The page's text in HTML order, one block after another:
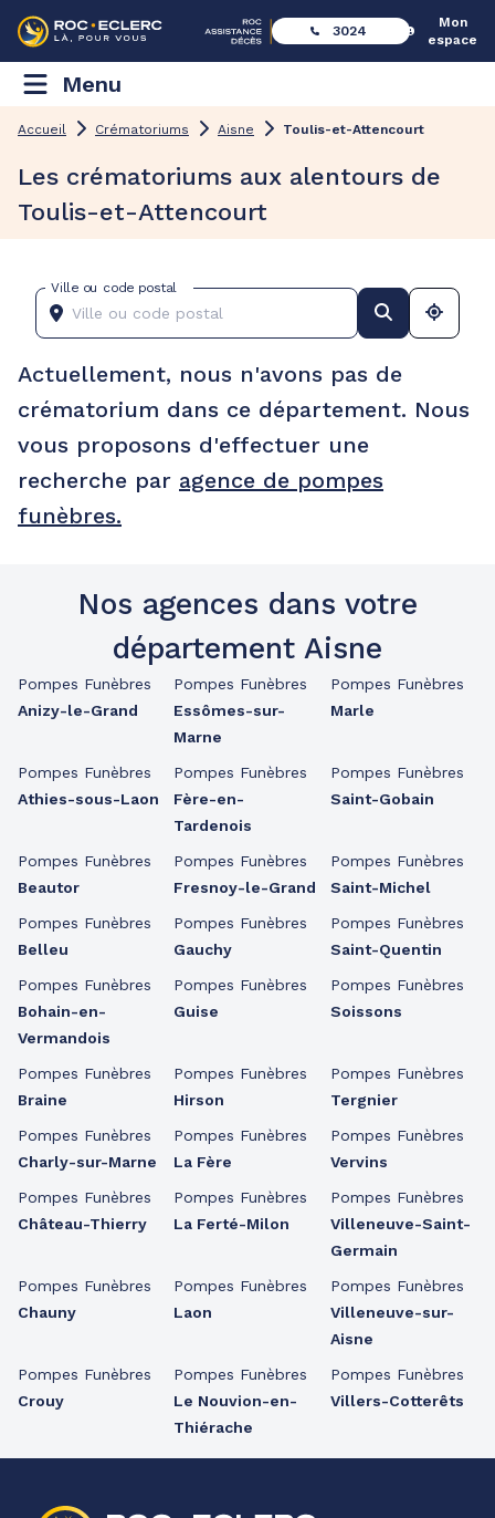
3024
Mon
espace
Menu
Accueil Crématoriums Aisne Toulis-et-Attencourt
Les crématoriums aux alentours de
Toulis-et-Attencourt
Ville ou code postal
Actuellement, nous n'avons pas de
crématorium dans ce département. Nous
vous proposons d'effectuer une
recherche par agence de pompes
funèbres.
Nos agences dans votre
département Aisne
Pompes Funèbres
Anizy-le-Grand
Pompes Funèbres
Athies-sous-Laon
Pompes Funèbres
Beautor
Pompes Funèbres
Belleu
Pompes Funèbres
Bohain-en-
Vermandois
Pompes Funèbres
Braine
Pompes Funèbres
Charly-sur-Marne
Pompes Funèbres
Château-Thierry
Pompes Funèbres
Chauny
Pompes Funèbres
Crouy
Pompes Funèbres
Essômes-sur-
Marne
Pompes Funèbres
Fère-en-
Tardenois
Pompes Funèbres
Fresnoy-le-Grand
Pompes Funèbres
Gauchy
Pompes Funèbres
Guise
Pompes Funèbres
Hirson
Pompes Funèbres
La Fère
Pompes Funèbres
La Ferté-Milon
Pompes Funèbres
Laon
Pompes Funèbres
Le Nouvion-en-
Thiérache
Pompes Funèbres
Marle
Pompes Funèbres
Saint-Gobain
Pompes Funèbres
Saint-Michel
Pompes Funèbres
Saint-Quentin
Pompes Funèbres
Soissons
Pompes Funèbres
Tergnier
Pompes Funèbres
Vervins
Pompes Funèbres
Villeneuve-Saint-
Germain
Pompes Funèbres
Villeneuve-sur-
Aisne
Pompes Funèbres
Villers-Cotterêts